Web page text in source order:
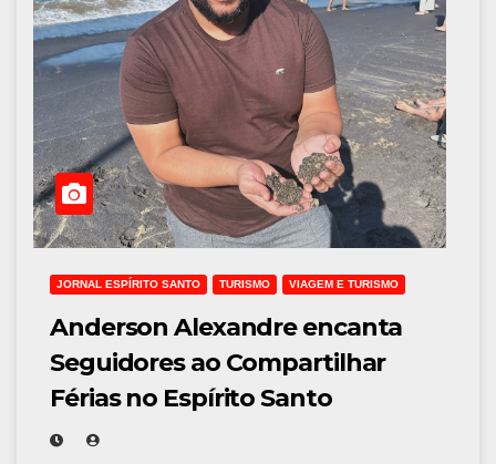
JORNAL ESPÍRITO SANTO TURISMO VIAGEM E TURISMO
Anderson Alexandre encanta
Seguidores ao Compartilhar
Férias no Espírito Santo